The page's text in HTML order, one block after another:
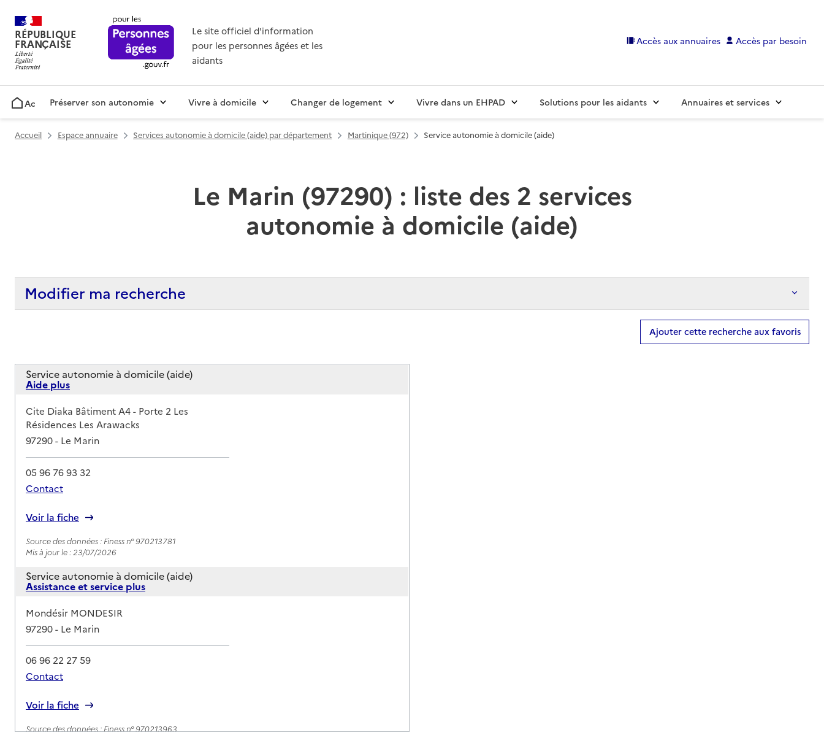
RÉPUBLIQUE
FRANÇAISE
Le site officiel d'information
pour les personnes âgées et les
aidants
Accès aux annuaires Accès par besoin
AccueilPréserver son autonomie Vivre à domicile Changer de logement Vivre dans un EHPAD Solutions pour les aidants Annuaires et services
Accueil Espace annuaire Services autonomie à domicile (aide) par département Martinique (972) Service autonomie à domicile (aide)
Le Marin (97290) : liste des 2 services
autonomie à domicile (aide)
Modifier ma recherche
Ajouter cette recherche aux favoris
Service autonomie à domicile (aide)
Aide plus
Adresse
Cite Diaka Bâtiment A4 - Porte 2 Les
Résidences Les Arawacks
97290- Le Marin
05 96 76 93 32
Contact
Voir la fiche
Source des données : Finess n° 970213781
Mis à jour le : 23/07/2026
Service autonomie à domicile (aide)
Assistance et service plus
Adresse
Mondésir MONDESIR
97290- Le Marin
06 96 22 27 59
Contact
Voir la fiche
Source des données : Finess n° 970213963